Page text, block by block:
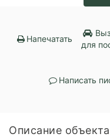
Напечатать
для
Написать
Описание объекта